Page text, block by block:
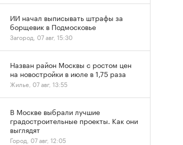
ИИ начал выписывать штрафы за
борщевик в Подмосковье
Загород, 07 авг, 15:30
Назван район Москвы с ростом цен
на новостройки в июле в 1,75 раза
Жилье, 07 авг, 13:55
В Москве выбрали лучшие
градостроительные проекты. Как они
выглядят
Город, 07 авг, 12:05